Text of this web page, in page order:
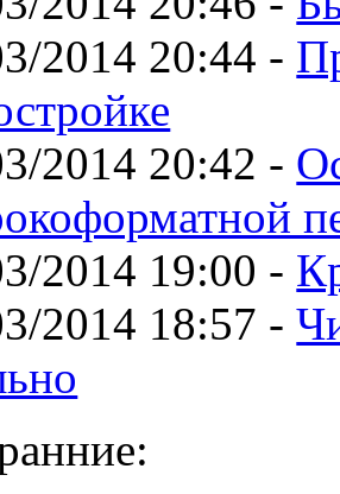
2014 20:44 -
2014 20:42 -
2014 19:00 -
2014 18:57 -